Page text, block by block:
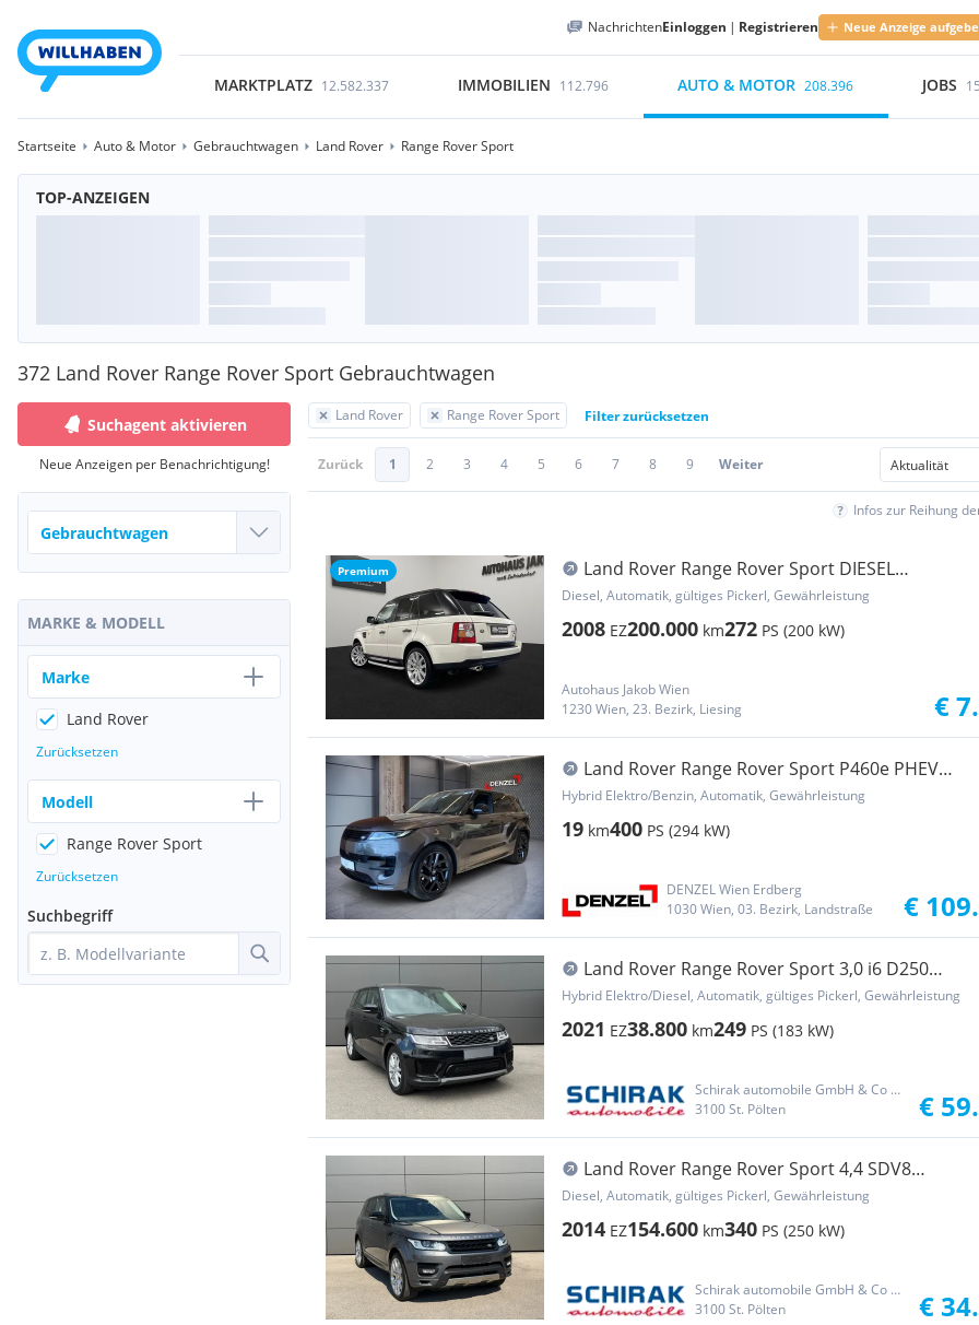
NachrichtenEinloggen | Registrieren Neue Anzeige
MARKTPLATZ 12.582.337 IMMOBILIEN 112.796 AUTO & MOTOR 208.396 JOBS
Startseite Auto & Motor Gebrauchtwagen Land Rover Range Rover Sport
TOP-ANZEIGEN
372 Land Rover Range Rover Sport Gebrauchtwagen
Land Rover Range Rover Sport Filter zurücksetzen
Zurück 1 2 3 4 5 6 7 8 9 Weiter
Infos zur Reihung
Premium
Land Rover Range Rover Sport DIESEL
***MEGA-VOLL***MIT NEU...
Diesel, Automatik, gültiges Pickerl, Gewährleistung
2008 EZ200.000 km272 PS (200 kW)
Autohaus Jakob Wien
1230 Wien, 23. Bezirk, Liesing
€
Land Rover Range Rover Sport P460e PHEV
AWD Dynamic SE Aut.
Hybrid Elektro/Benzin, Automatik, Gewährleistung
19 km400 PS (294 kW)
DENZEL Wien Erdberg
1030 Wien, 03. Bezirk, Landstraße
€
Land Rover Range Rover Sport 3,0 i6 D250
MHEV AWD SE Aut.
Hybrid Elektro/Diesel, Automatik, gültiges Pickerl, Gewährleistung
2021 EZ38.800 km249 PS (183 kW)
Schirak automobile GmbH & Co KG
3100 St. Pölten
€
Land Rover Range Rover Sport 4,4 SDV8
Autobiography Dynami...
Diesel, Automatik, gültiges Pickerl, Gewährleistung
2014 EZ154.600 km340 PS (250 kW)
Schirak automobile GmbH & Co KG
3100 St. Pölten
€
Suchagent aktivieren
Neue Anzeigen per Benachrichtigung!
MARKE & MODELL
Marke
Land Rover
Zurücksetzen
Modell
Range Rover Sport
Zurücksetzen
Suchbegriff